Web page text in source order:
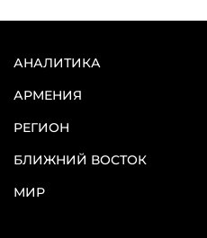
АНАЛИТИКА
АРМЕНИЯ
РЕГИОН
БЛИЖНИЙ ВОСТОК
МИР